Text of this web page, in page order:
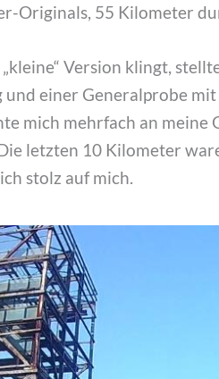
Originals, 55 Kilometer
Version klingt,
einer Generalprobe
mich mehrfach an meine
letzten 10 Kilometer
stolz auf mich.